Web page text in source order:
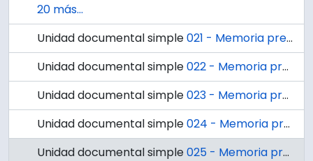
20 más...
Unidad documental simple021 - Memoria presentada por el Directorio de la Universidad de Concepción correspondiente al año 1949.
Unidad documental simple022 - Memoria presentada por el Directorio de la Universidad de Concepción correspondiente al año 1950.
Unidad documental simple023 - Memoria presentada por el Directorio de la Universidad de Concepción correspondiente al año 1951.
Unidad documental simple024 - Memoria presentada por el Directorio de la Universidad de Concepción correspondiente al año 1952.
Unidad documental simple025 - Memoria presentada por el Directorio de la Universidad de Concepción correspondiente al año 1953.